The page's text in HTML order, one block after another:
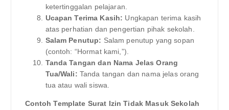
ketertinggalan pelajaran.
Ucapan Terima Kasih: Ungkapan terima kasih
atas perhatian dan pengertian pihak sekolah.
Salam Penutup: Salam penutup yang sopan
(contoh: “Hormat kami,”).
Tanda Tangan dan Nama Jelas Orang
Tua/Wali: Tanda tangan dan nama jelas orang
tua atau wali siswa.
Contoh Template Surat Izin Tidak Masuk Sekolah